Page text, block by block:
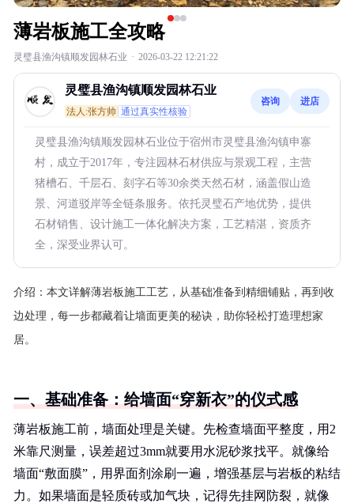
薄岩板施工全攻略
灵璧县渔沟镇顺发园林石业 · 2026-03-22 12:21:22
灵璧县渔沟镇顺发园林石业
法人:张方帅 通过真实性核验
咨询 进店
灵璧县渔沟镇顺发园林石业位于宿州市灵璧县渔沟镇申寨
村，成立于2017年，专注园林石材供应与景观工程，主营
猪槽石、千层石、刻字石等30余类天然石材，涵盖假山造
景、河道驳岸等全链条服务。依托灵璧石产地优势，提供
石材销售、设计施工一体化解决方案，工艺精湛，资质齐
全，深受业界认可。
介绍： 本文详解薄岩板施工工艺，从基础准备到精细铺贴，再到收
边处理，每一步都藏着让墙面更美的秘诀，助你轻松打造理想家
居。
一、基础准备：给墙面“穿新衣”的仪式感
薄岩板施工前，墙面处理是关键。先检查墙面平整度，用2
米靠尺测量，误差超过3mm就要用水泥砂浆找平。就像给
墙面“敷面膜”，用界面剂涂刷一遍，增强基层与岩板的粘结
力。如果墙面是轻质砖或加气块，记得先挂网防裂，就像